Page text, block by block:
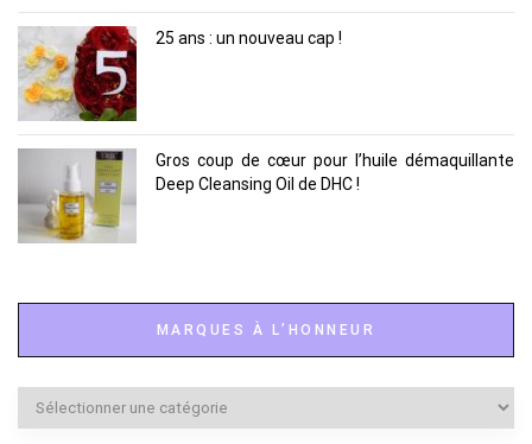
25 ans : un nouveau cap !
Gros coup de cœur pour l’huile démaquillante
Deep Cleansing Oil de DHC !
MARQUES À L’HONNEUR
Marques